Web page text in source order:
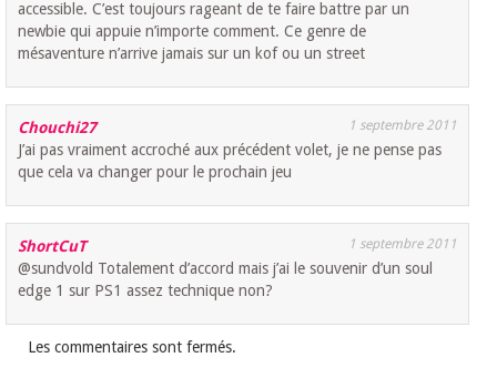
accessible. C’est toujours rageant de te faire battre par un
newbie qui appuie n’importe comment. Ce genre de
mésaventure n’arrive jamais sur un kof ou un street
Chouchi27 1 septembre 2011
J’ai pas vraiment accroché aux précédent volet, je ne pense pas
que cela va changer pour le prochain jeu
ShortCuT 1 septembre 2011
@sundvold Totalement d’accord mais j’ai le souvenir d’un soul
edge 1 sur PS1 assez technique non?
Les commentaires sont fermés.